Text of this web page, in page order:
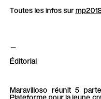
Toutes les infos sur
—
Éditorial
Maravilloso réunit 5
Plateforme pour la jeune